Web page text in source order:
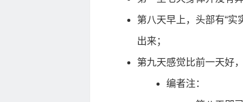
第八天早上，头部有“
出来；
第九天感觉比前一天好
编者注：